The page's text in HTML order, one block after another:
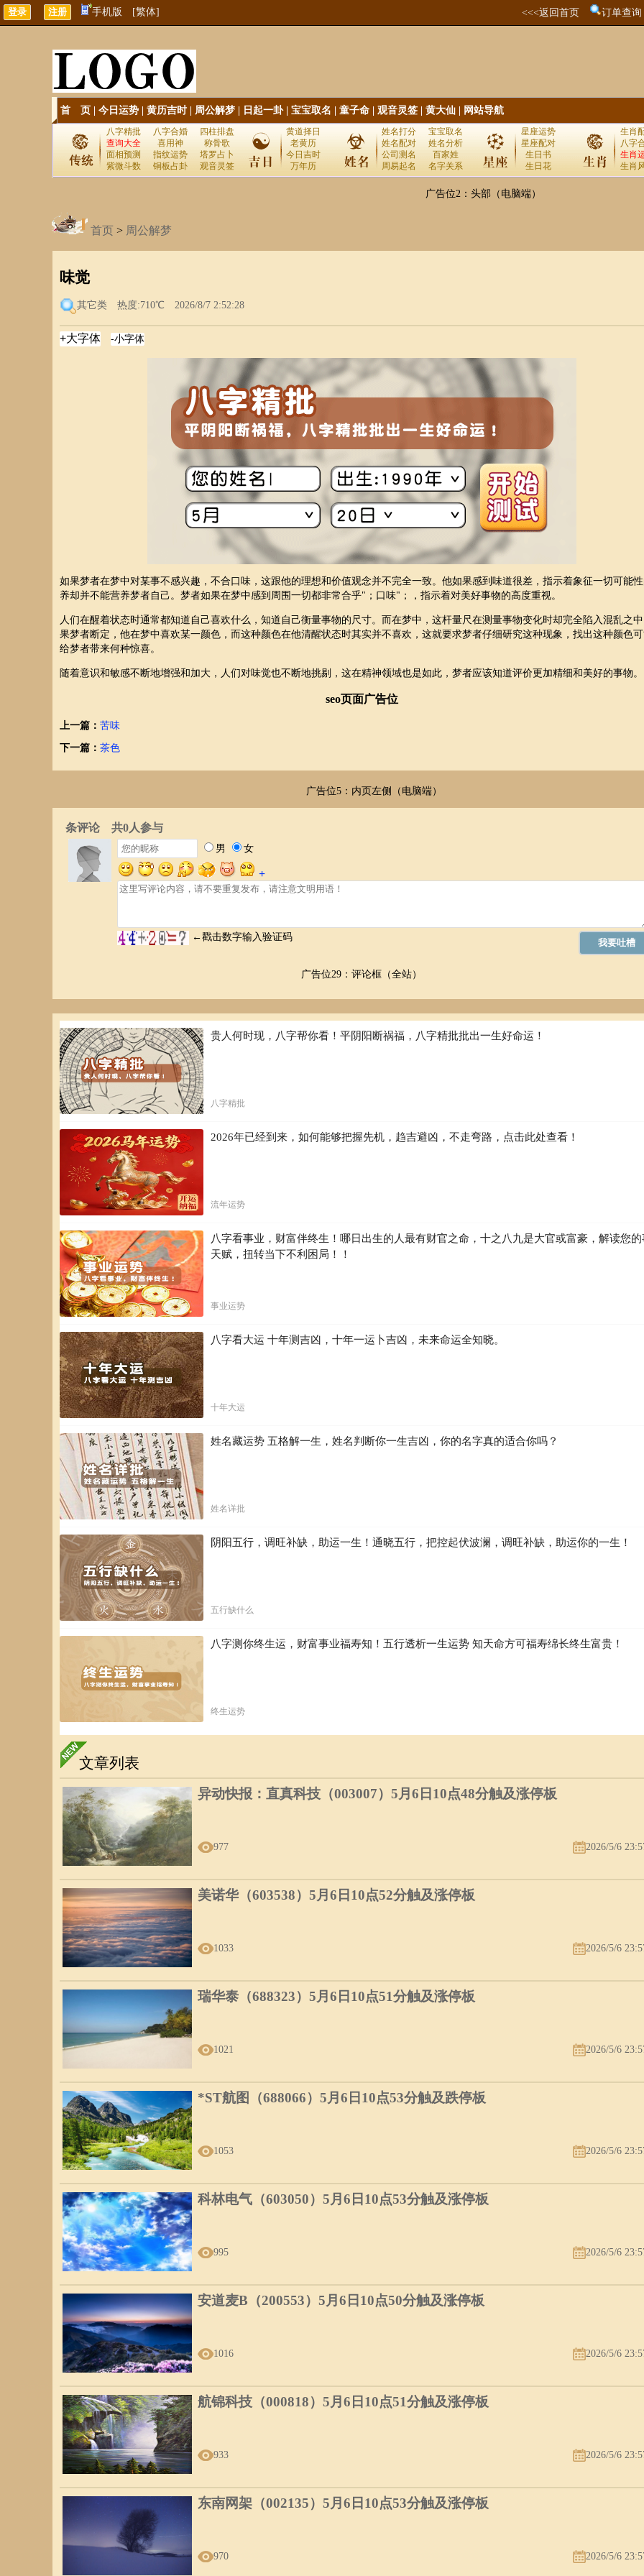
手机版 [繁体] <<<返回首页 订单查询
首 页 今日运势 黄历吉时| 周公解梦 日起一卦| 宝宝取名 童子命 观音灵签 黄大仙 网站导航
八字精批 八字合婚
四柱排盘
查询大全
喜用神
称骨歌
面相预测
指纹运势
塔罗占卜
紫微斗数
铜板占卦 观音灵签
黄道择日
老黄历
今日吉时
万年历
姓名打分
宝宝取名
姓名配对
姓名分析
公司测名
百家姓
周易起名
名字关系
星座运势
星座配对
生日书
生日花
生肖
八字
生肖
生肖
广告位2：头部（电脑端）
首页 > 周公解梦
味觉
其它类 热度:710℃ 2026/8/7 2:52:28
如果梦者在梦中对某事不感兴趣，不合口味，这跟他的理想和价值观念并不完全一致。他如果感到味道很差，指示着象征一切可能
养却并不能营养梦者自己。梦者如果在梦中感到周围一切都非常合乎"；口味"；，指示着对美好事物的高度重视。
人们在醒着状态时通常都知道自己喜欢什么，知道自己衡量事物的尺寸。而在梦中，这杆量尺在测量事物变化时却完全陷入混乱之
果梦者断定，他在梦中喜欢某一颜色，而这种颜色在他清醒状态时其实并不喜欢，这就要求梦者仔细研究这种现象，找出这种颜色
给梦者带来何种惊喜。
随着意识和敏感不断地增强和加大，人们对味觉也不断地挑剔，这在精神领域也是如此，梦者应该知道评价更加精细和美好的事物。
seo页面广告位
上一篇： 苦味
下一篇： 茶色
广告位5：内页左侧（电脑端）
广告位29：评论框（全站）
贵人何时现，八字帮你看！平阴阳断祸福，八字精批批出一生好命运！
八字精批
2026年已经到来，如何能够把握先机，趋吉避凶，不走弯路，点击此处查看！
流年运势
八字看事业，财富伴终生！哪日出生的人最有财官之命，十之八九是大官或富豪，解读您
天赋，扭转当下不利困局！！
事业运势
八字看大运 十年测吉凶，十年一运卜吉凶，未来命运全知晓。
十年大运
姓名藏运势 五格解一生，姓名判断你一生吉凶，你的名字真的适合你吗？
姓名详批
阴阳五行，调旺补缺，助运一生！通晓五行，把控起伏波澜，调旺补缺，助运你的一生！
五行缺什么
八字测你终生运，财富事业福寿知！五行透析一生运势 知天命方可福寿绵长终生富贵！
终生运势
文章列表
异动快报：直真科技（003007）5月6日10点48分触及涨停板
977 2026/5/6
美诺华（603538）5月6日10点52分触及涨停板
1033 2026/5/6
瑞华泰（688323）5月6日10点51分触及涨停板
1021 2026/5/6
*ST航图（688066）5月6日10点53分触及跌停板
1053 2026/5/6
科林电气（603050）5月6日10点53分触及涨停板
995 2026/5/6
安道麦B（200553）5月6日10点50分触及涨停板
1016 2026/5/6
航锦科技（000818）5月6日10点51分触及涨停板
933 2026/5/6
东南网架（002135）5月6日10点53分触及涨停板
970 2026/5/6